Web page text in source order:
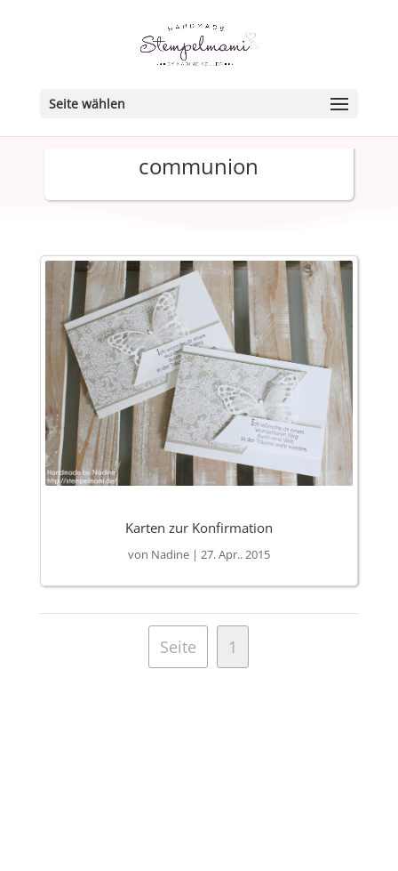
Seite wählen
communion
Karten zur Konfirmation
von Nadine| 27. Apr.. 2015
Seite 1